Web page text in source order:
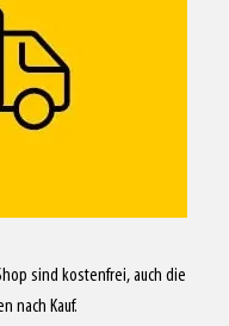
sind kostenfrei, auch die
nach Kauf.